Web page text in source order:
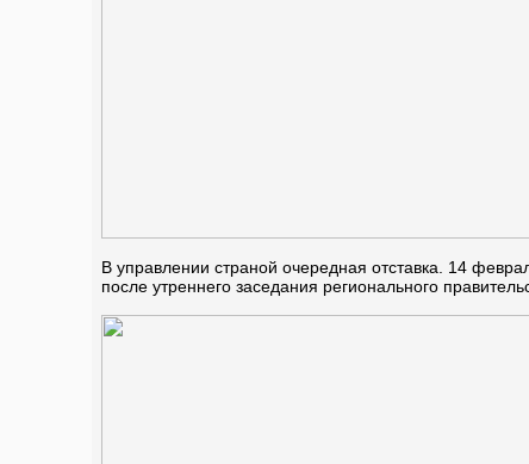
В управлении страной очередная отставка. 14
после утреннего заседания регионального